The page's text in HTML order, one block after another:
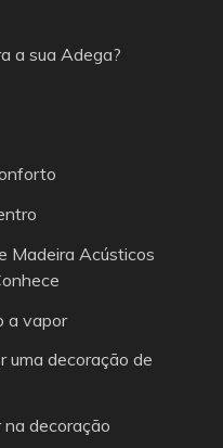
a sua Adega?
Madeira Acústicos
a vapor
uma decoração de
na decoração